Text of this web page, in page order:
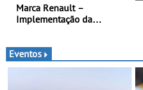
Marca Renault –
Implementação da
eletrificação e criação de
valor
Eventos